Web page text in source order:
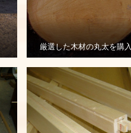
厳選した木材の丸太を購入